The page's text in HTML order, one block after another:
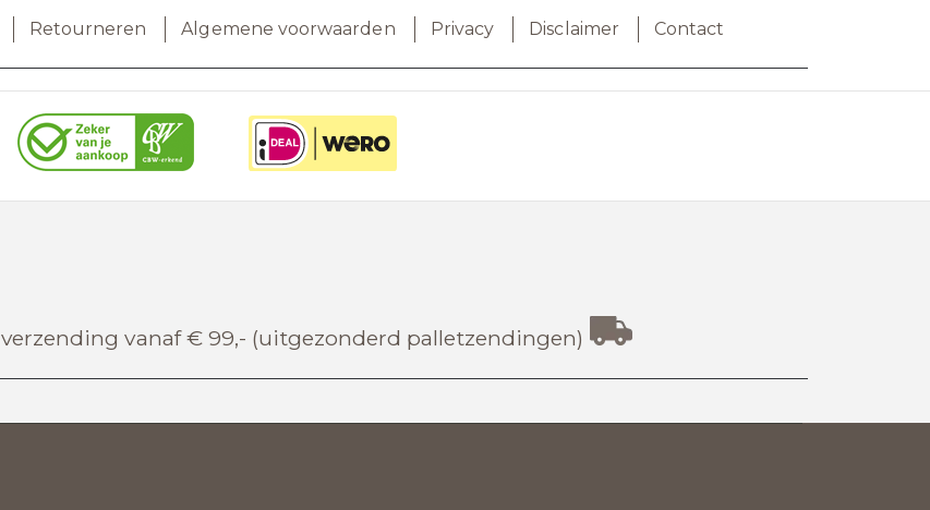
Retourneren Algemene voorwaarden Privacy Disclaimer Contact
verzending vanaf € 99,- (uitgezonderd palletzendingen)